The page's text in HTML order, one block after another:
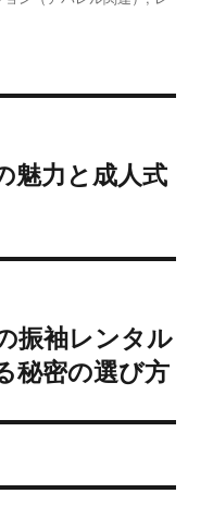
魅力と成人式
振袖レンタル
秘密の選び方